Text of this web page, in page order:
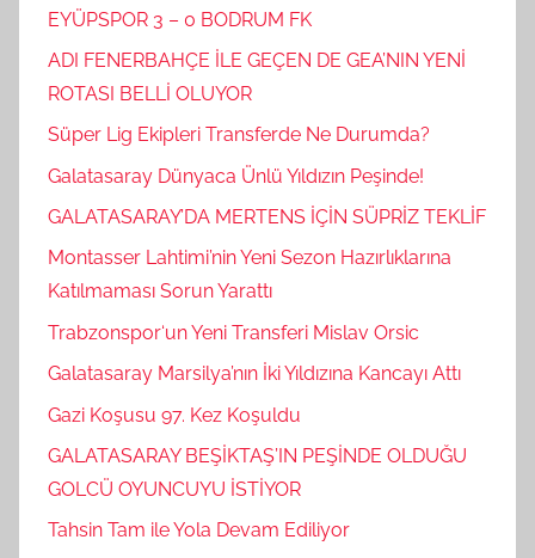
EYÜPSPOR 3 – 0 BODRUM FK
ADI FENERBAHÇE İLE GEÇEN DE GEA’NIN YENİ
ROTASI BELLİ OLUYOR
Süper Lig Ekipleri Transferde Ne Durumda?
Galatasaray Dünyaca Ünlü Yıldızın Peşinde!
GALATASARAY’DA MERTENS İÇİN SÜPRİZ TEKLİF
Montasser Lahtimi’nin Yeni Sezon Hazırlıklarına
Katılmaması Sorun Yarattı
Trabzonspor‘un Yeni Transferi Mislav Orsic
Galatasaray Marsilya’nın İki Yıldızına Kancayı Attı
Gazi Koşusu 97. Kez Koşuldu
GALATASARAY BEŞİKTAŞ’IN PEŞİNDE OLDUĞU
GOLCÜ OYUNCUYU İSTİYOR
Tahsin Tam ile Yola Devam Ediliyor